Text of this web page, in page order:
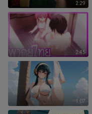
2:29
2:45
1:07